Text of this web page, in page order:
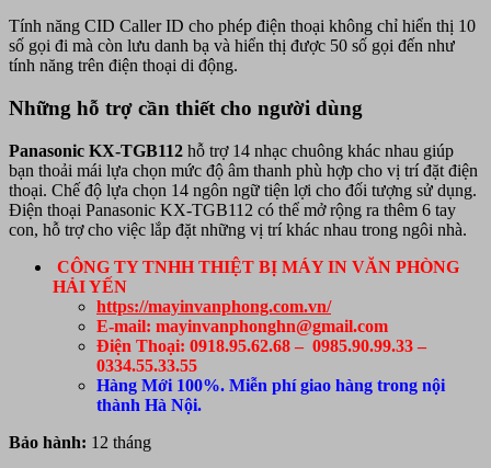
Tính năng CID Caller ID cho phép điện thoại không chỉ hiển thị 10
số gọi đi mà còn lưu danh bạ và hiển thị được 50 số gọi đến như
tính năng trên điện thoại di động.
Những hỗ trợ cần thiết cho người dùng
Panasonic KX-TGB112 hỗ trợ 14 nhạc chuông khác nhau giúp
bạn thoải mái lựa chọn mức độ âm thanh phù hợp cho vị trí đặt điện
thoại. Chế độ lựa chọn 14 ngôn ngữ tiện lợi cho đối tượng sử dụng.
Điện thoại Panasonic KX-TGB112 có thể mở rộng ra thêm 6 tay
con, hỗ trợ cho việc lắp đặt những vị trí khác nhau trong ngôi nhà.
CÔNG TY TNHH THIỆT BỊ MÁY IN VĂN PHÒNG
HẢI YẾN
https://mayinvanphong.com.vn/
E-mail: mayinvanphonghn@gmail.com
Điện Thoại: 0918.95.62.68 – 0985.90.99.33 –
0334.55.33.55
Hàng Mới 100%. Miễn phí giao hàng trong nội
thành Hà Nội.
Bảo hành: 12 tháng